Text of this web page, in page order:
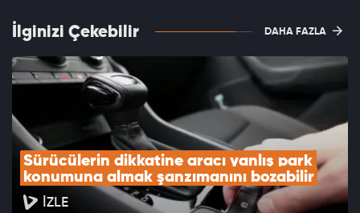
İlginizi Çekebilir DAHA FAZLA
Sürücülerin dikkatine aracı yanlış park
konumuna almak şanzımanını bozabilir
İZLE